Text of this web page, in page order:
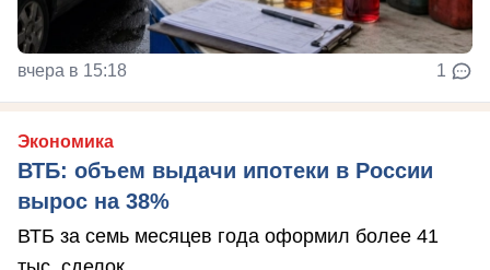
вчера в 15:18 1
Экономика
ВТБ: объем выдачи ипотеки в России
вырос на 38%
ВТБ за семь месяцев года оформил более 41